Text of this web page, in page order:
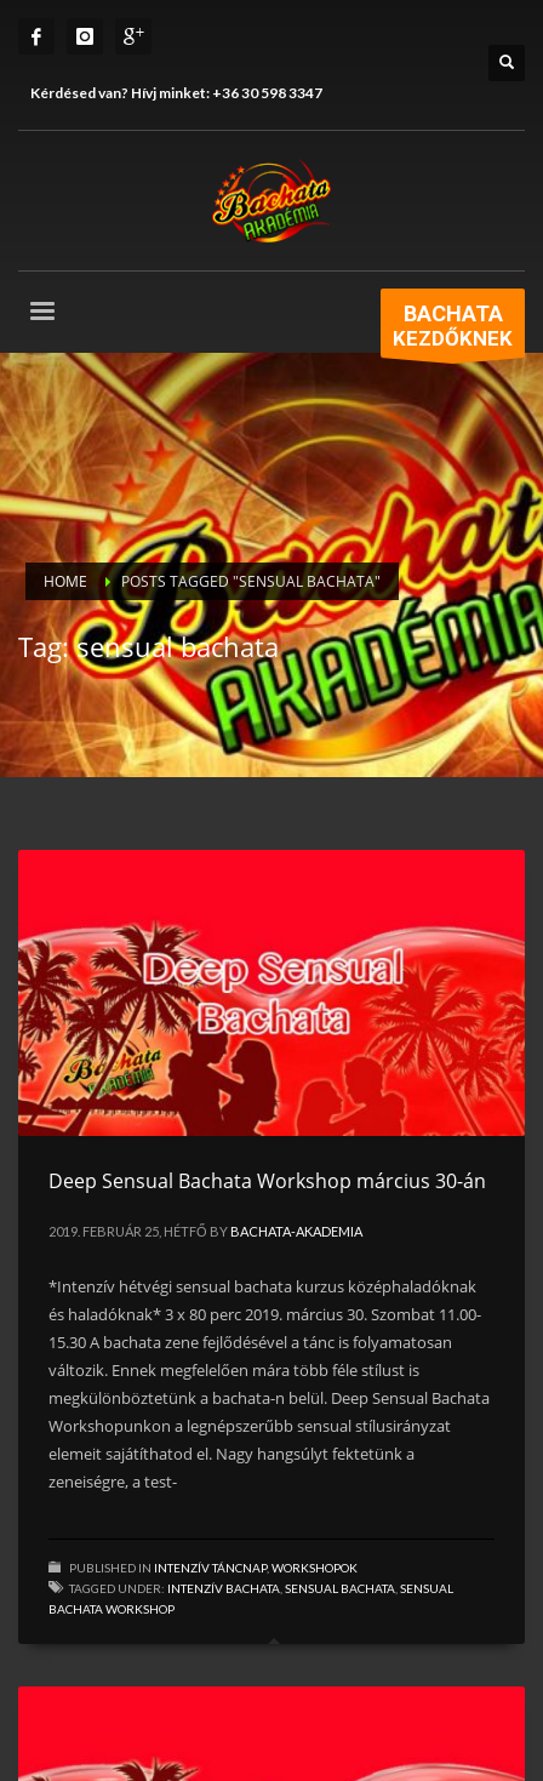
Kérdésed van? Hívj minket: +36 30 598 3347
BACHATA
KEZDŐKNEK
HOME POSTS TAGGED "SENSUAL BACHATA"
Tag: sensual bachata
Deep Sensual Bachata Workshop március 30-án
2019. FEBRUÁR 25, HÉTFŐ BY BACHATA-AKADEMIA
*Intenzív hétvégi sensual bachata kurzus középhaladóknak
és haladóknak* 3 x 80 perc 2019. március 30. Szombat 11.00-
15.30 A bachata zene fejlődésével a tánc is folyamatosan
változik. Ennek megfelelően mára több féle stílust is
megkülönböztetünk a bachata-n belül. Deep Sensual Bachata
Workshopunkon a legnépszerűbb sensual stílusirányzat
elemeit sajátíthatod el. Nagy hangsúlyt fektetünk a
zeneiségre, a test-
PUBLISHED IN INTENZÍV TÁNCNAP, WORKSHOPOK
TAGGED UNDER: INTENZÍV BACHATA SENSUAL BACHATA SENSUAL
BACHATA WORKSHOP